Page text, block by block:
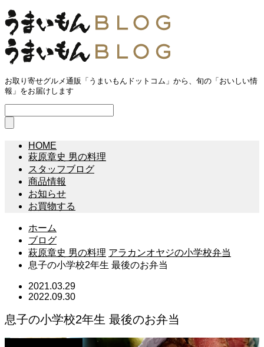
お取り寄せグルメ通販「うまいもんドットコム」から、旬の「おいしい情
報」をお届けします
HOME
萩原章史 男の料理
スタッフブログ
商品情報
お知らせ
お買物する
ホーム
ブログ
萩原章史 男の料理 アラカンオヤジの小学校弁当
息子の小学校2年生 最後のお弁当
2021.03.29
2022.09.30
息子の小学校2年生 最後のお弁当